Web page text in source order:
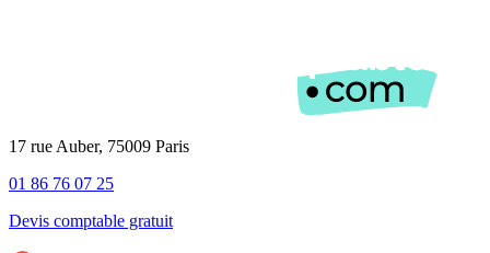
17 rue Auber, 75009 Paris
01 86 76 07 25
Devis comptable gratuit